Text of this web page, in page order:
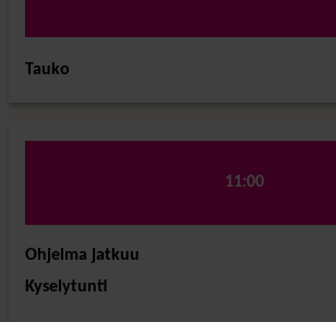
Tauko
11:00
Ohjelma jatkuu
Kyselytunti